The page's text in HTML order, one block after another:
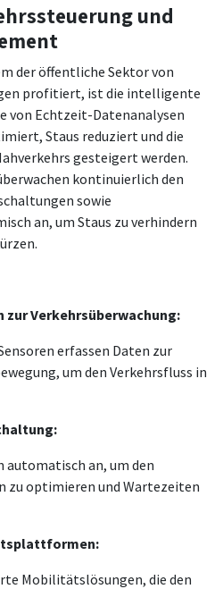
und
der öffentliche Sektor von
profitiert, ist die intelligente
von Echtzeit-Datenanalysen
Staus reduziert und die
gesteigert werden.
kontinuierlich den
sowie
an, um Staus zu verhindern
zur Verkehrsüberwachung:
erfassen Daten zur
um den Verkehrsfluss in
automatisch an, um den
zu optimieren und Wartezeiten
Mobilitätslösungen, die den